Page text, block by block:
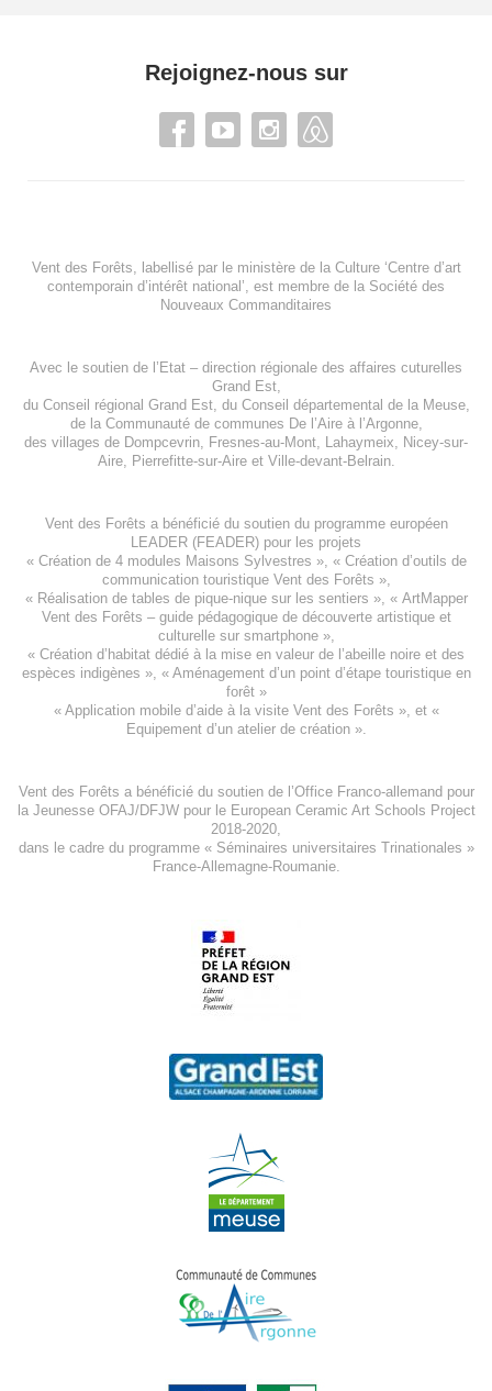
Rejoignez-nous sur
Vent des Forêts, labellisé par le ministère de la Culture ‘Centre d’art
contemporain d’intérêt national’, est membre de la Société des
Nouveaux Commanditaires
Avec le soutien de l’Etat – direction régionale des affaires cuturelles
Grand Est,
du Conseil régional Grand Est, du Conseil départemental de la Meuse,
de la Communauté de communes De l’Aire à l’Argonne,
des villages de Dompcevrin Fresnes-au-Mont Lahaymeix
Nicey-sur-
Aire, Pierrefitte-sur-Aireet Ville-devant-Belrain.
Vent des Forêts a bénéficié du soutien du programme européen
LEADER (FEADER) pour les projets
« Création de 4 modules Maisons Sylvestres », « Création d’outils de
communication touristique Vent des Forêts »,
« Réalisation de tables de pique-nique sur les sentiers », « ArtMapper
Vent des Forêts – guide pédagogique de découverte artistique et
culturelle sur smartphone »,
« Création d’habitat dédié à la mise en valeur de l’abeille noire et des
espèces indigènes », « Aménagement d’un point d’étape touristique en
forêt»
« Application mobile d’aide à la visite Vent des Forêts », et «
Equipement d’un atelier de création».
Vent des Forêts a bénéficié du soutien de l’Office Franco-allemand pour
la Jeunesse OFAJ/DFJWpour leEuropean Ceramic Art Schools Project
2018-2020
dans le cadre du programme « Séminaires universitaires Trinationales »
France-Allemagne-Roumanie.